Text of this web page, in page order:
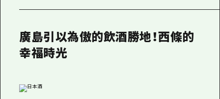
廣島引以為傲的飲酒勝地！西條的
幸福時光